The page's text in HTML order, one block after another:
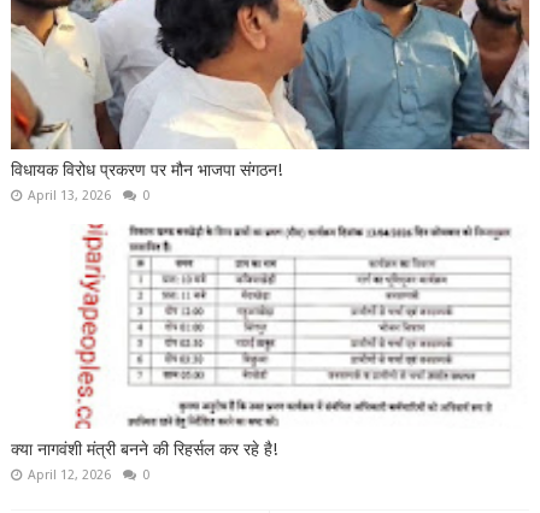
विधायक विरोध प्रकरण पर मौन भाजपा संगठन!
April 13, 2026 0
क्या नागवंशी मंत्री बनने की रिहर्सल कर रहे है!
April 12, 2026 0